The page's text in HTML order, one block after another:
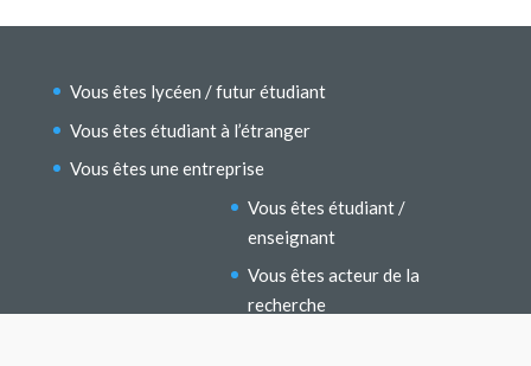
Vous êtes lycéen / futur étudiant
Vous êtes étudiant à l’étranger
Vous êtes une entreprise
Vous êtes étudiant /
enseignant
Vous êtes acteur de la
recherche